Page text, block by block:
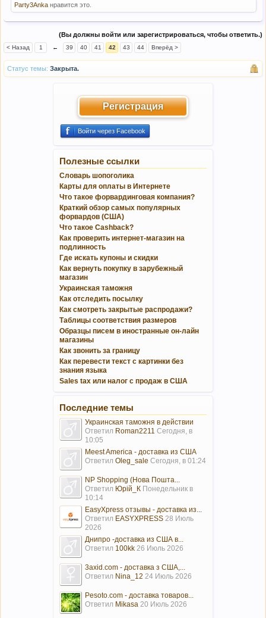
Party3Anka нравится это.
(Вы должны войти или зарегистрироваться, чтобы ответить.)
< Назад 1 ← 39 40 41 42 43 44 Вперёд >
Статус темы: Закрыта.
Регистрация
Войти через Facebook
Полезные ссылки
Словарь шопоголика
Карты для оплаты в Интернете
Что такое форвардинговая компания?
Краткий обзор самых популярных
форвардов (США)
Что такое Cashback?
Как проверить интернет-магазин на
подлинность
Где искать купоны и скидки
Как вернуть покупку в зарубежный
магазин
Украинская таможня
Как отследить посылку
Как смотреть закрытые распродажи?
Таблицы соответствия размеров
Образцы писем в иностранные он-лайн
магазины
Как звонить за границу
Как перевести текст с картинки без
знания языка
Sales tax или налог с продаж в США
Последние темы
Украинская таможня в действии
Ответил Roman2211 Сегодня, в
10:05
Meest America - доставка из США
Ответил Oleg_sale Сегодня, в 01:24
NP Shopping (Нова Пошта...
Ответил Юрій_К Понедельник в
10:14
EasyXpress отзывы - доставка из...
Ответил EASYXPRESS 28 Июль
2026
Днипро -доставка из США в...
Ответил 100kk 26 Июль 2026
3axid.com - доставка з США,...
Ответил Nina_12 24 Июль 2026
Pesoto.com - доставка товаров...
Ответил Mikasa 20 Июль 2026